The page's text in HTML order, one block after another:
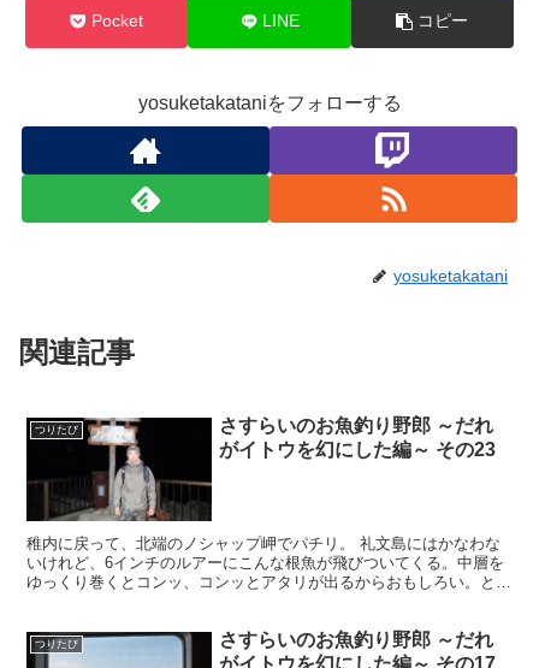
Pocket LINE コピー
yosuketakataniをフォローする
yosuketakatani
関連記事
つりたび
さすらいのお魚釣り野郎 ～だれ
がイトウを幻にした編～ その23
稚内に戻って、北端のノシャップ岬でパチリ。 礼文島にはかなわな
いけれど、6インチのルアーにこんな根魚が飛びついてくる。中層を
ゆっくり巻くとコンッ、コンッとアタリが出るからおもしろい。とこ
つりたび
さすらいのお魚釣り野郎 ～だれ
がイトウを幻にした編～ その17